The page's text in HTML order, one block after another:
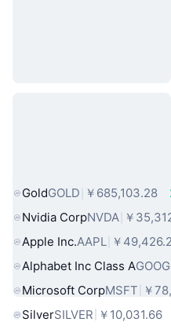
人気のリアルワ
GoldGOLD ￥685,103.28
Nvidia CorpNVDA ￥
Apple Inc.AAPL ￥
Alphabet Inc Class A
Microsoft CorpMSFT ￥
SilverSILVER ￥10,031.66